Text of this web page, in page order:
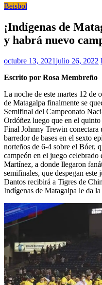
Beisbol
¡Indígenas de
y habrá nuevo
octubre 13, 2021julio 26, 2022
Escrito por Rosa Membreño
La noche de este martes 12 de
de Matagalpa finalmente se
Semifinal del Campeonato
Ordóñez luego que en el
Final Johnny Trewin
barredor de bases en el sexto
norteños de 6-4 sobre el Bóer,
campeón en el juego
Martínez, a donde llegaron
semifinales, que despegan este
Dantos recibirá a Tigres de
Indígenas de Matagalpa le da